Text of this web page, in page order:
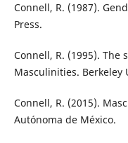
Connell, R. (1987).
Press.
Connell, R. (1995). The
Masculinities. Berkeley
Connell, R. (2015).
Autónoma de México.